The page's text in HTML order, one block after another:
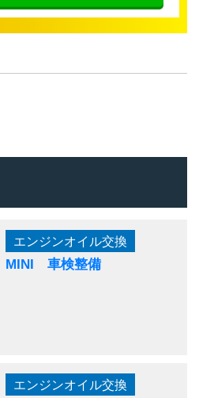
エンジンオイル交換
MINI 車検整備
エンジンオイル交換